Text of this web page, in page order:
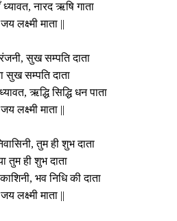
ध्यावत, नारद ऋषि गाता
लक्ष्मी माता ||
सुख सम्पति दाता
सुख सम्पति दाता
ऋद्धि सिद्धि धन पाता
लक्ष्मी माता ||
तुम ही शुभ दाता
तुम ही शुभ दाता
भव निधि की दाता
लक्ष्मी माता ||